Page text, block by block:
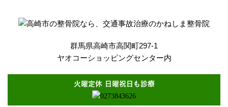
群馬県高崎市高関町297-1
ヤオコーショッピングセンター内
火曜定休 日曜祝日も診療